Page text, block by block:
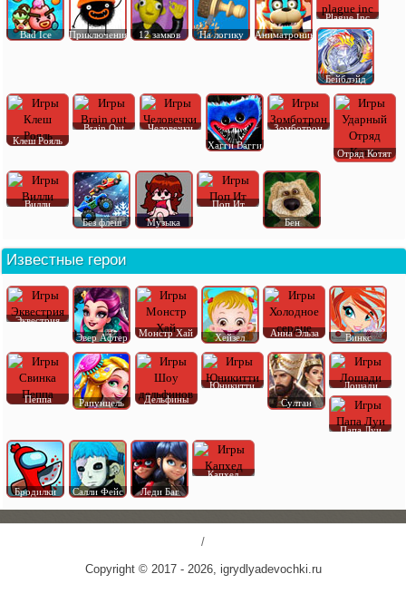
Bad Ice Приключения 12 замков На логику Аниматроник
Plague Inc
Бейблэйд
Клеш Рояль
Brain Out
Человечки
Хагги Вагги
Зомботрон
Отряд Котят
Вилли
Без флеш
Музыка
Поп Ит
Бен
Известные герои
Эквестрия
Эвер Афтер
Монстр Хай Хейзел Анна Эльза Винкс
Пеппа Рапунцель Дельфины
Юникитти
Султан
Лошади
Папа Луи
Бродилки Салли Фейс Леди Баг
Капхед
/
Copyright © 2017 - 2026, igrydlyadevochki.ru